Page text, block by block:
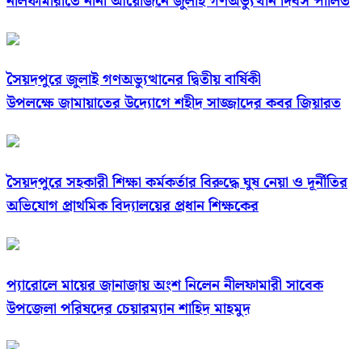
সৈয়দপুরে জুলাই গণঅভ্যুত্থানের দ্বিতীয় বার্ষিকী
উপলক্ষে জামায়াতের উদ্যোগে শহীদ সাজ্জাদের কবর জিয়ারত
সৈয়দপুরে সহকারী শিক্ষা কর্মকর্তার বিরুদ্ধে ঘুষ নেয়া ও দূর্নীতির
অভিযোগ প্রাথমিক বিদ্যালয়ের প্রধান শিক্ষকের
প্যারোলে মায়ের জানাজায় অংশ নিলেন নীলফামারী সাবেক
উপজেলা পরিষদের চেয়ারম্যান শাহিদ মাহমুদ